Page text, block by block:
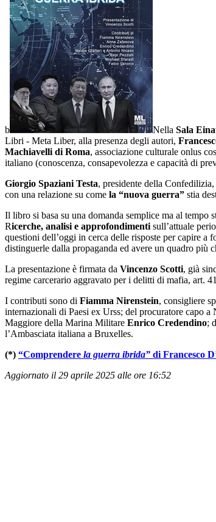
b Nella Sala
Libri - Meta Liber, alla presenza degli autori,
Machiavelli di Roma, associazione culturale onlus
italiano (conoscenza, consapevolezza e capacità di
Giorgio Spaziani Testa, presidente della
con una relazione su come la “nuova guerra” stia
Il libro si basa su una domanda semplice ma al
Ricerche, analisi e approfondimenti sull’attuale
questioni dell’oggi in cerca delle risposte per capire a
distinguerle dalla propaganda ed avere un quadro più
La presentazione è firmata da Vincenzo Scotti, già
regime carcerario aggravato per i delitti di mafia, art.
I contributi sono di Fiamma Nirenstein, consigliere
internazionali di Paesi ex Urss; del procuratore capo a
Maggiore della Marina Militare Enrico Credendino;
l’Ambasciata italiana a Bruxelles.
(*) “Comprendere la guerra ibrida” di Francesco
Aggiornato il 29 aprile 2025 alle ore 16:52